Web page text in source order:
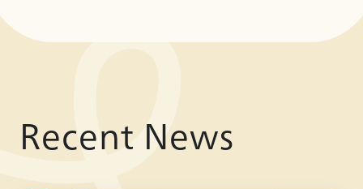
Recent News